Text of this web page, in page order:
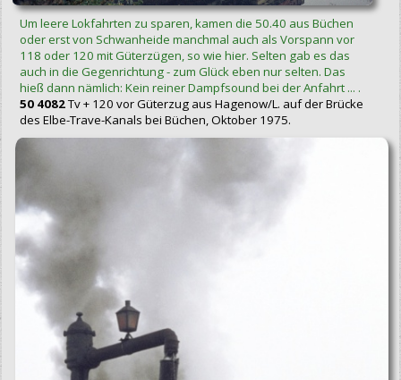
Um leere Lokfahrten zu sparen, kamen die 50.40 aus Büchen
oder erst von Schwanheide manchmal auch als Vorspann vor
118 oder 120 mit Güterzügen, so wie hier. Selten gab es das
auch in die Gegenrichtung - zum Glück eben nur selten. Das
hieß dann nämlich: Kein reiner Dampfsound bei der Anfahrt ... .
50 4082Tv + 120 vor Güterzug aus Hagenow/L. auf der Brücke
des Elbe-Trave-Kanals bei Büchen, Oktober 1975.